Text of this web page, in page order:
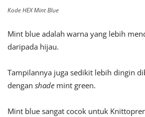
Kode HEX Mint Blue
Mint blue adalah warna yang lebih
daripada hijau.
Tampilannya juga sedikit lebih dingin
dengan shade mint green.
Mint blue sangat cocok untuk